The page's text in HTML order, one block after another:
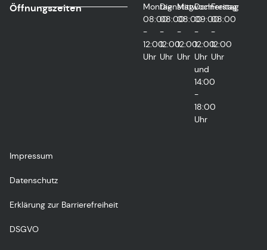
Öffnungszeiten
Montag
08:00
-
12:00
Uhr
Dienstag
08:00
-
12:00
Uhr
Mittwoch
08:00
-
12:00
Uhr
Donnerstag
09:00
-
12:00
Uhr
und
14:00
-
18:00
Uhr
Freitag
08:00
-
12:00
Uhr
Impressum
Datenschutz
Erklärung zur Barrierefreiheit
DSGVO